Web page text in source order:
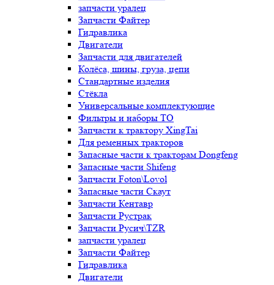
запчасти уралец
Запчасти Файтер
Гидравлика
Двигатели
Запчасти для двигателей
Колёса, шины, груза, цепи
Стандартные изделия
Стёкла
Универсальные комплектующие
Фильтры и наборы ТО
Запчасти к трактору XingTai
Для ременных тракторов
Запасные части к тракторам Dongfeng
Запасные части Shifeng
Запчасти Foton\Lovol
Запасные части Скаут
Запчасти Кентавр
Запчасти Рустрак
Запчасти Русич\TZR
запчасти уралец
Запчасти Файтер
Гидравлика
Двигатели